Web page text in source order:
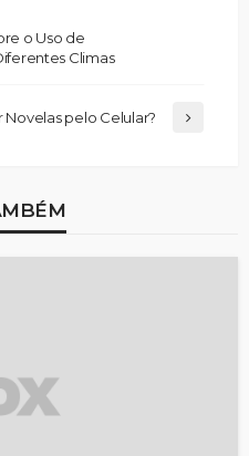
o Uso de
Climas
Novelas pelo Celular?